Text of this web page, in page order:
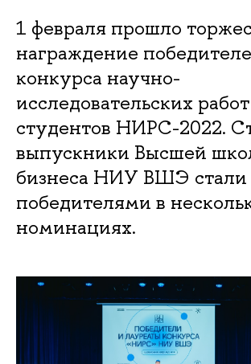
1 февраля прошло
награждение
конкурса научно-
исследовательских работ
студентов НИРС-2022.
выпускники Высшей
бизнеса НИУ ВШЭ стали
победителями в
номинациях.